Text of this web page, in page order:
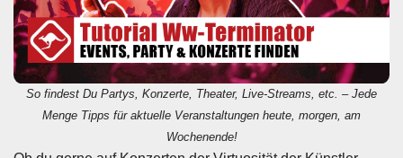
So findest Du Partys, Konzerte, Theater, Live-Streams, etc. – Jede
Menge Tipps für aktuelle Veranstaltungen heute, morgen, am
Wochenende!